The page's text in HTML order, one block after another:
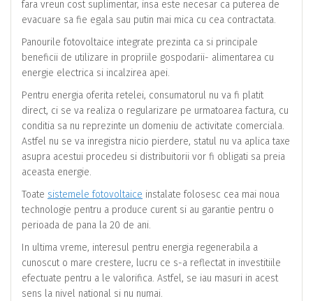
fara vreun cost suplimentar, insa este necesar ca puterea de
evacuare sa fie egala sau putin mai mica cu cea contractata.
Panourile fotovoltaice integrate prezinta ca si principale
beneficii de utilizare in propriile gospodarii- alimentarea cu
energie electrica si incalzirea apei.
Pentru energia oferita retelei, consumatorul nu va fi platit
direct, ci se va realiza o regularizare pe urmatoarea factura, cu
conditia sa nu reprezinte un domeniu de activitate comerciala.
Astfel nu se va inregistra nicio pierdere, statul nu va aplica taxe
asupra acestui procedeu si distribuitorii vor fi obligati sa preia
aceasta energie.
Toate sistemele fotovoltaice instalate folosesc cea mai noua
technologie pentru a produce curent si au garantie pentru o
perioada de pana la 20 de ani.
In ultima vreme, interesul pentru energia regenerabila a
cunoscut o mare crestere, lucru ce s-a reflectat in investitiile
efectuate pentru a le valorifica. Astfel, se iau masuri in acest
sens la nivel national si nu numai.